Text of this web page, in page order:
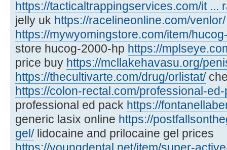
https://tacticaltrappingservices.com/it ...
jelly uk https://racelineonline.com/venlor/
https://mywyomingstore.com/item/
store hucog-2000-hp https://
price buy https://mcllakehavasu.org/
https://thecultivarte.com/drug/orlistat/
https://colon-rectal.com/professional-
professional ed pack https://
generic lasix online https://
gel/lidocaine and prilocaine gel prices